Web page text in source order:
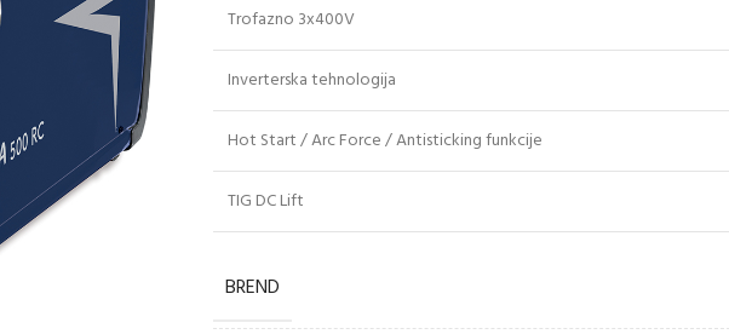
Trofazno 3x400V
Inverterska tehnologija
Hot Start / Arc Force / Antisticking funkcije
TIG DC Lift
BREND